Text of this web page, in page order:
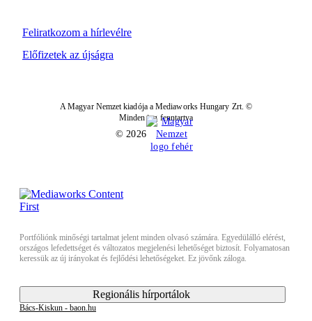
Feliratkozom a hírlevélre
Előfizetek az újságra
A Magyar Nemzet kiadója a Mediaworks Hungary Zrt. ©
Minden jog fenntartva
© 2026
Portfóliónk minőségi tartalmat jelent minden olvasó számára. Egyedülálló elérést,
országos lefedettséget és változatos megjelenési lehetőséget biztosít. Folyamatosan
keressük az új irányokat és fejlődési lehetőségeket. Ez jövőnk záloga.
Regionális hírportálok
Bács-Kiskun - baon.hu